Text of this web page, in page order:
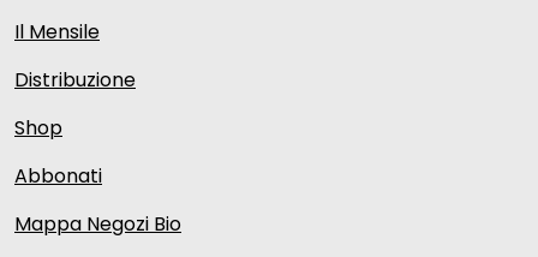
Il Mensile
Distribuzione
Shop
Abbonati
Mappa Negozi Bio